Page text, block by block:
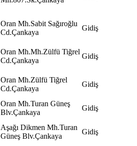
Oran Mh.Sabit Sağıroğlu
Cd.Çankaya
Gidiş
Oran Mh.Mh.Zülfü Tiğrel
Cd.Çankaya
Gidiş
Oran Mh.Zülfü Tiğrel
Cd.Çankaya
Gidiş
Oran Mh.Turan Güneş
Blv.Çankaya
Gidiş
Aşağı Dikmen Mh.Turan
Güneş Blv.Çankaya
Gidiş